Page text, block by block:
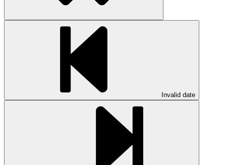
Invalid date